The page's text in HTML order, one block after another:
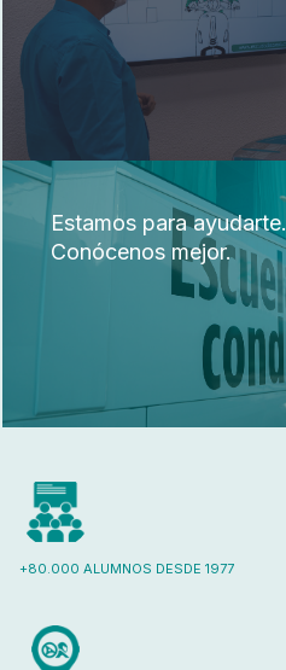
Estamos para ayudarte.
Conócenos mejor.
+80.000 ALUMNOS DESDE 1977